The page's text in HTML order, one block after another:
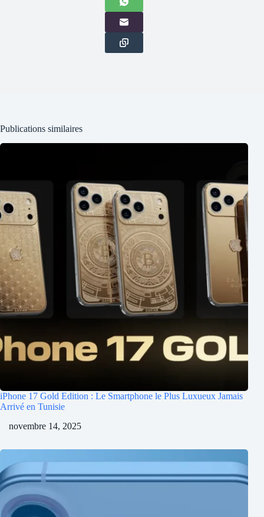
Publications similaires
iPhone 17 Gold Edition : Le Smartphone le Plus Luxueux Jamais
Arrivé en Tunisie
novembre 14, 2025